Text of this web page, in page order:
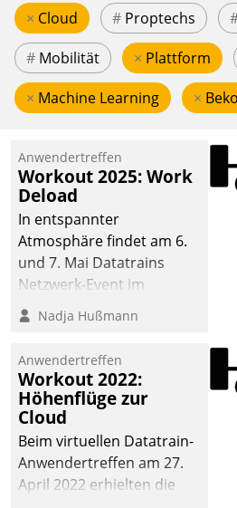
× Cloud # Proptechs
# Mobilität × Plattform
× Machine Learning × Beko
Anwendertreffen
Workout 2025: Work
Deload
In entspannter
Atmosphäre findet am 6.
und 7. Mai Datatrains
Netzwerk-Event im
Kunden- und Partnerkreis
statt. Zentrale Frage: Wie
Mammutprojekte
meistern und Workloads
wuppen – bei zunehmend
anspruchsvollen
Aufgaben und
abnehmendem
Nadja Hußmann
Anwendertreffen
Workout 2022:
Höhenflüge zur
Cloud
Beim virtuellen Datatrain-
Anwendertreffen am 27.
April 2022 erhielten die